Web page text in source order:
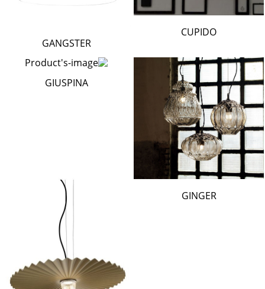
CUPIDO
GANGSTER
GINGER
GIUSPINA